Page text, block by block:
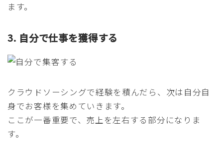
ます。
3. 自分で仕事を獲得する
クラウドソーシングで経験を積んだら、次は自分自
身でお客様を集めていきます。
ここが一番重要で、売上を左右する部分になりま
す。